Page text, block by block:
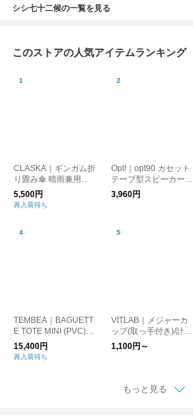
シシ七十二候の一覧を見る
このストアの人気アイテムランキング
CLASKA｜ギンガム折
り畳み傘 晴雨兼用
（遮光）
5,500円
再入荷待ち
Opt!｜opt90 カセット
テープ型スピーカー/B
luetooth
3,960円
TEMBEA｜BAGUETT
E TOTE MINI (PVC)
DOG-1/トートバッグ
犬
15,400円
再入荷待ち
VITLAB｜メジャーカ
ップ(取っ手付き)/計量
カップ ドイツ製
1,100円～
もっと見る